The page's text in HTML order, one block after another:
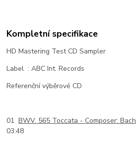
Kompletní specifikace
HD Mastering Test CD Sampler
Label : ABC Int. Records
Referenční výběrové CD
01BWV. 565 Toccata - Composer: Bach
03:48